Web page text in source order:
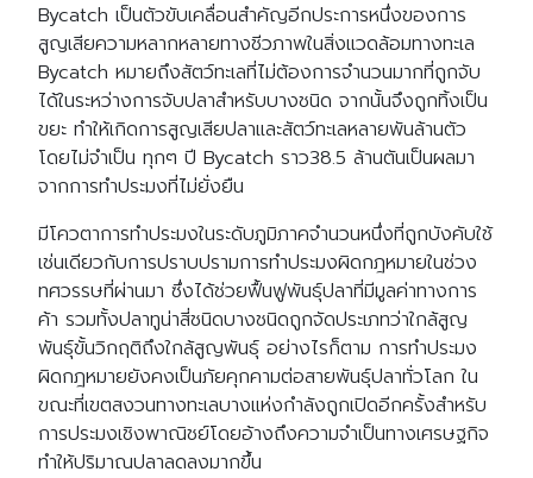
Bycatch เป็นตัวขับเคลื่อนสำคัญอีกประการหนึ่งของการ
สูญเสียความหลากหลายทางชีวภาพในสิ่งแวดล้อมทางทะเล
Bycatch หมายถึงสัตว์ทะเลที่ไม่ต้องการจำนวนมากที่ถูกจับ
ได้ในระหว่างการจับปลาสำหรับบางชนิด จากนั้นจึงถูกทิ้งเป็น
ขยะ ทำให้เกิดการสูญเสียปลาและสัตว์ทะเลหลายพันล้านตัว
โดยไม่จำเป็น ทุกๆ ปี Bycatch ราว38.5 ล้านตันเป็นผลมา
จากการทำประมงที่ไม่ยั่งยืน
มีโควตาการทำประมงในระดับภูมิภาคจำนวนหนึ่งที่ถูกบังคับใช้
เช่นเดียวกับการปราบปรามการทำประมงผิดกฎหมายในช่วง
ทศวรรษที่ผ่านมา ซึ่งได้ช่วยฟื้นฟูพันธุ์ปลาที่มีมูลค่าทางการ
ค้า รวมทั้งปลาทูน่าสี่ชนิดบางชนิดถูกจัดประเภทว่าใกล้สูญ
พันธุ์ขั้นวิกฤติถึงใกล้สูญพันธุ์ อย่างไรก็ตาม การทำประมง
ผิดกฎหมายยังคงเป็นภัยคุกคามต่อสายพันธุ์ปลาทั่วโลก ใน
ขณะที่เขตสงวนทางทะเลบางแห่งกำลังถูกเปิดอีกครั้งสำหรับ
การประมงเชิงพาณิชย์โดยอ้างถึงความจำเป็นทางเศรษฐกิจ
ทำให้ปริมาณปลาลดลงมากขึ้น